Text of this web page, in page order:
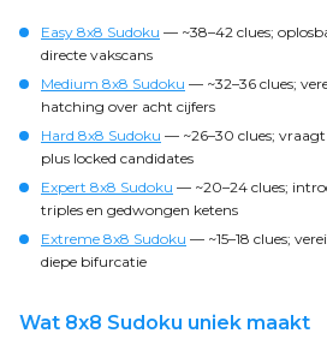
Easy 8x8 Sudoku — ~38–42 clues;
directe vakscans
Medium 8x8 Sudoku — ~32–36 clues;
hatching over acht cijfers
Hard 8x8 Sudoku — ~26–30 clues;
plus locked candidates
Expert 8x8 Sudoku — ~20–24 clues;
triples en gedwongen ketens
Extreme 8x8 Sudoku — ~15–18 clues;
diepe bifurcatie
Wat 8x8 Sudoku uniek maakt